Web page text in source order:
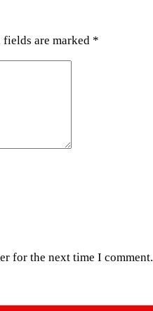
fields are marked *
for the next time I comment.